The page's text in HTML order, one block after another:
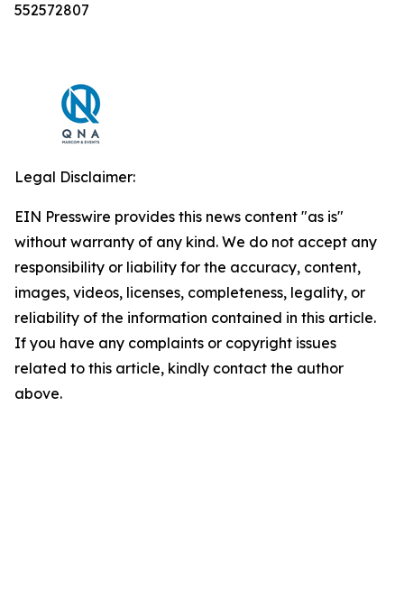
552572807
Legal Disclaimer:
EIN Presswire provides this news content "as is"
without warranty of any kind. We do not accept any
responsibility or liability for the accuracy, content,
images, videos, licenses, completeness, legality, or
reliability of the information contained in this article.
If you have any complaints or copyright issues
related to this article, kindly contact the author
above.